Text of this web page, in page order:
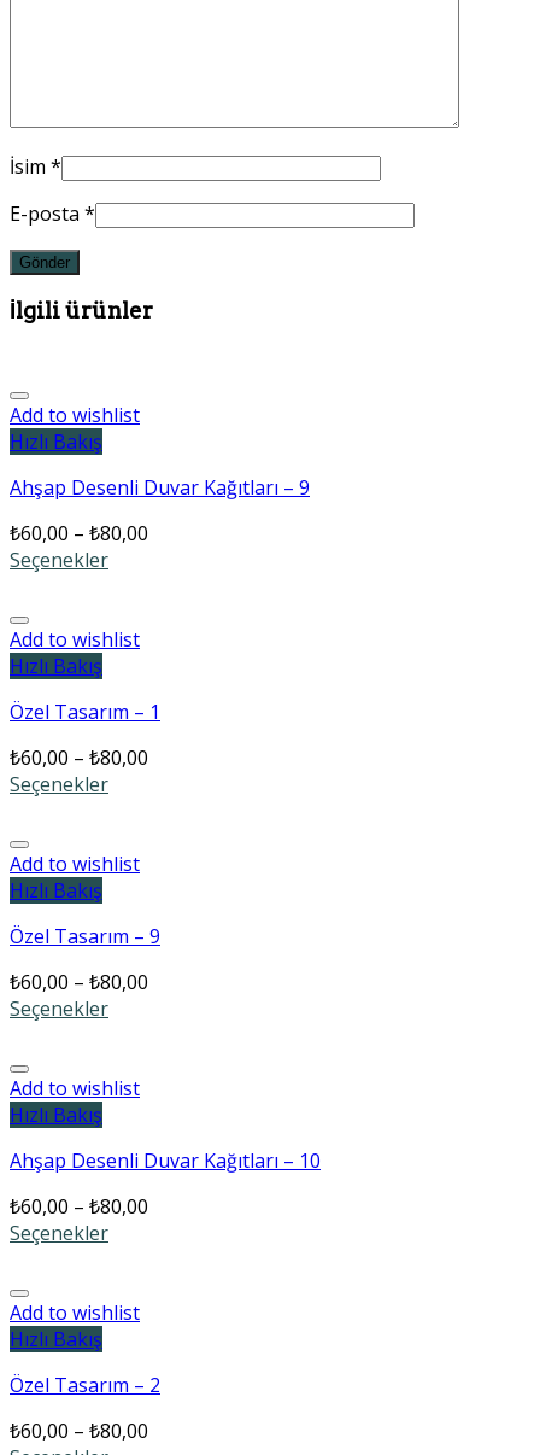
İsim *
E-posta *
İlgili ürünler
Add to wishlist
Hızlı Bakış
Ahşap Desenli Duvar Kağıtları – 9
₺60,00 – ₺80,00
Seçenekler
Add to wishlist
Hızlı Bakış
Özel Tasarım – 1
₺60,00 – ₺80,00
Seçenekler
Add to wishlist
Hızlı Bakış
Özel Tasarım – 9
₺60,00 – ₺80,00
Seçenekler
Add to wishlist
Hızlı Bakış
Ahşap Desenli Duvar Kağıtları – 10
₺60,00 – ₺80,00
Seçenekler
Add to wishlist
Hızlı Bakış
Özel Tasarım – 2
₺60,00 – ₺80,00